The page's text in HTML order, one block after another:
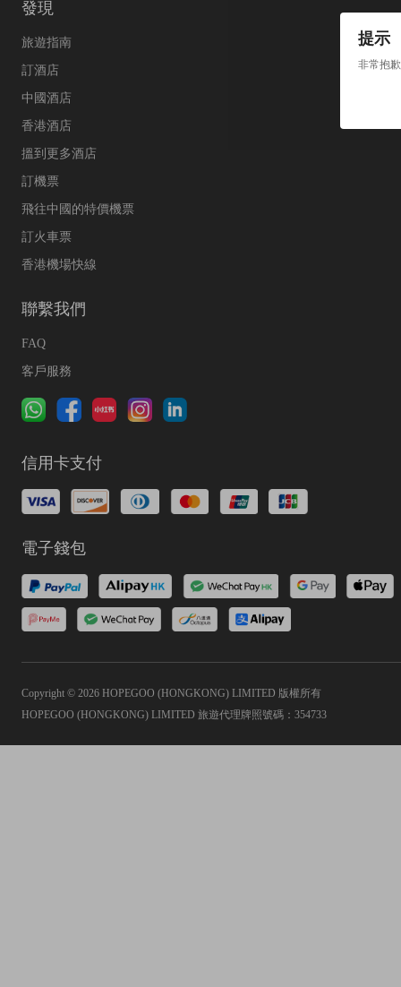
提示
非常抱
發現
旅遊指南
訂酒店
中國酒店
香港酒店
搵到更多酒店
訂機票
飛往中國的特價機票
訂火車票
香港機場快線
聯繫我們
FAQ
客戶服務
信用卡支付
電子錢包
Copyright © 2026 HOPEGOO (HONGKONG) LIMITED 版權所有
HOPEGOO (HONGKONG) LIMITED 旅遊代理牌照號碼：354733